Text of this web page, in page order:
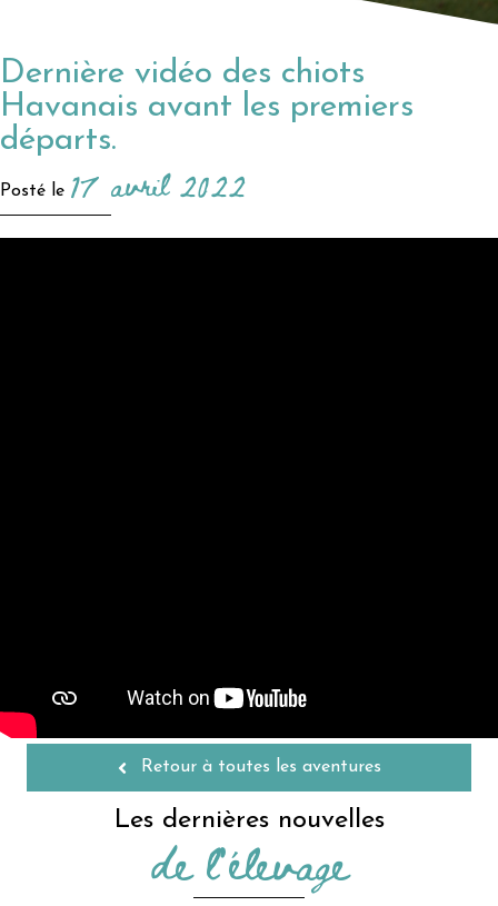
Dernière vidéo des chiots
Havanais avant les premiers
départs.
Posté le 17 avril 2022
Retour à toutes les aventures
Les dernières nouvelles
de l'élevage